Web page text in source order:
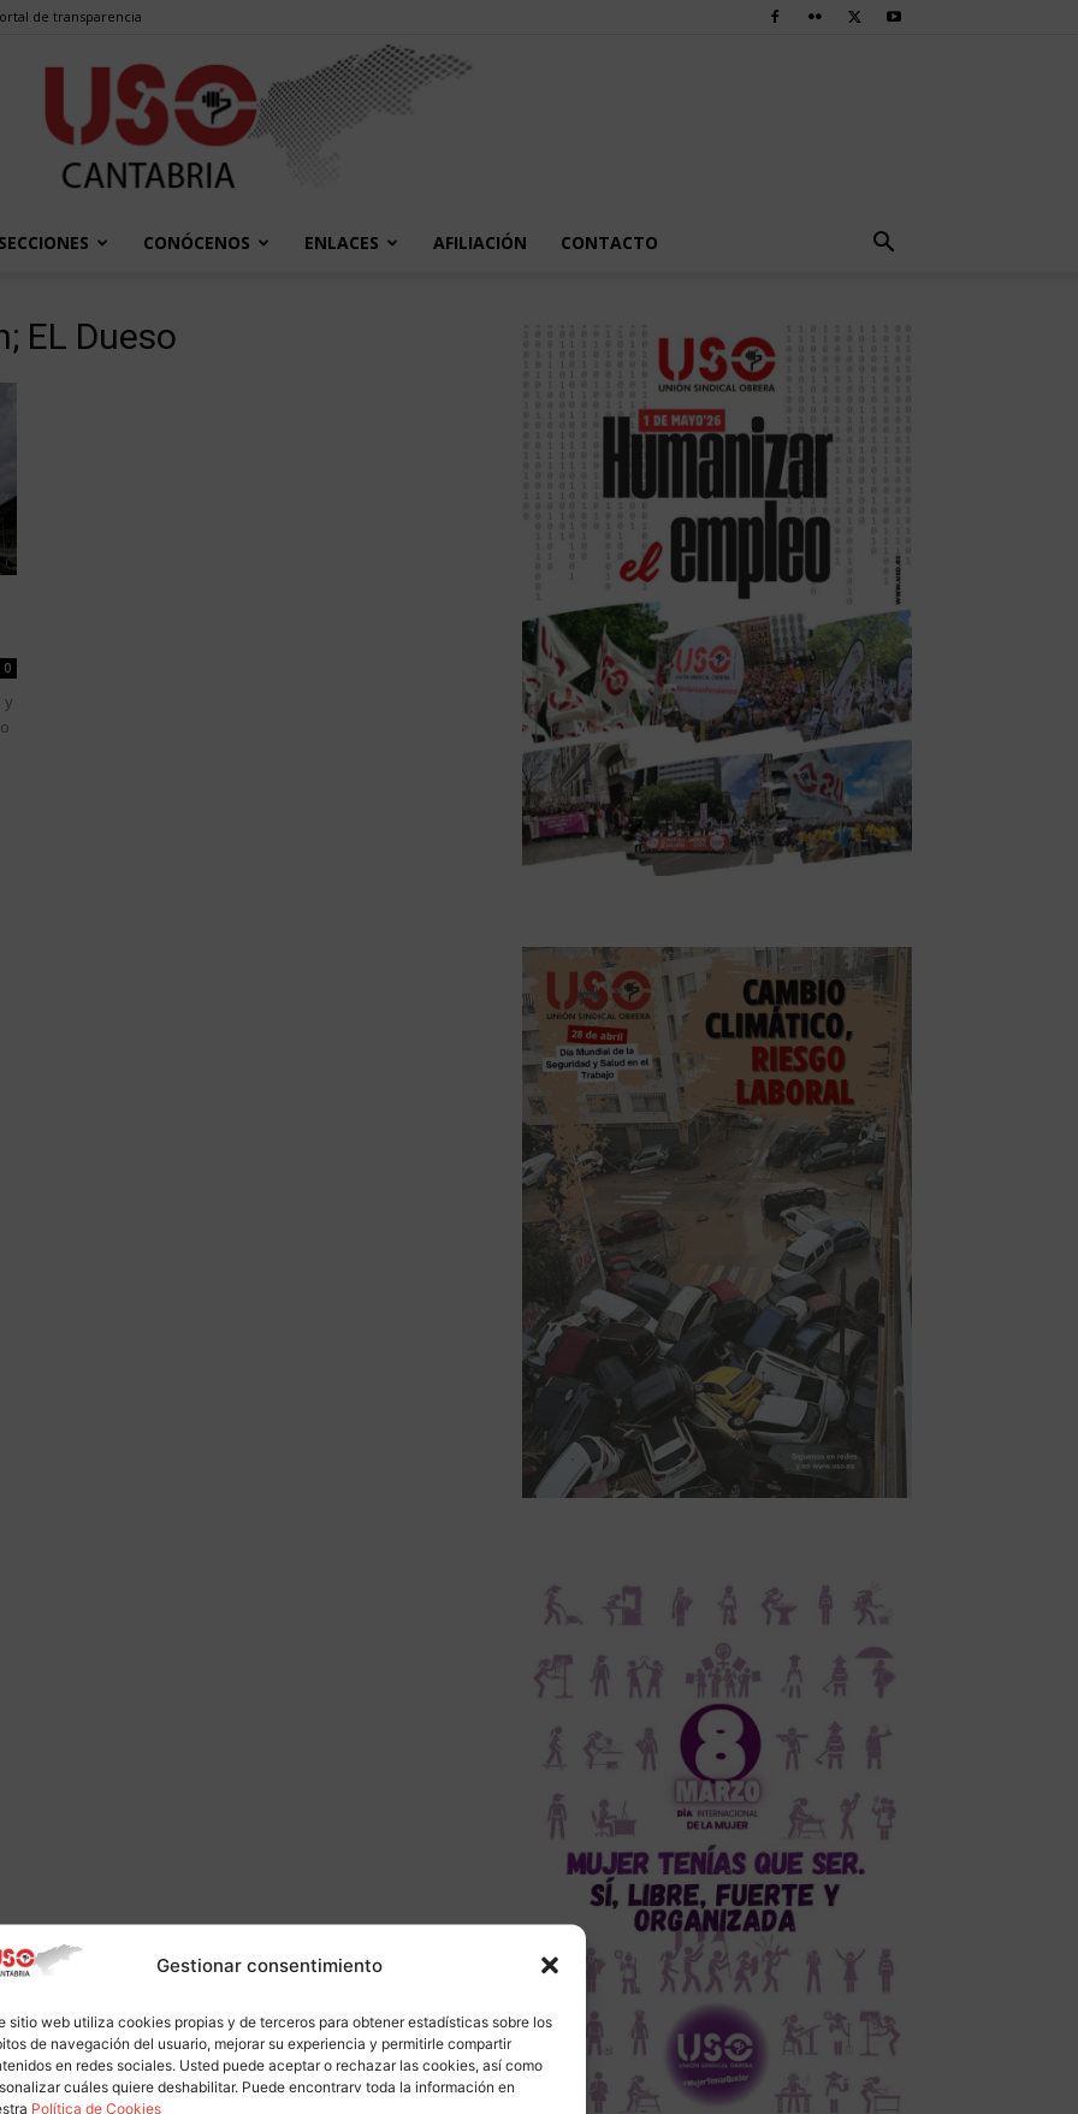
Gestionar consentimiento
sitio web utiliza cookies propias y de terceros para obtener estadísticas sobre los
de navegación del usuario, mejorar su experiencia y permitirle compartir
en redes sociales. Usted puede aceptar o rechazar las cookies, así como
cuáles quiere deshabilitar. Puede encontrarv toda la información en
Política de Cookies
de transparencia
SECCIONES CONÓCENOS ENLACES AFILIACIÓN CONTACTO
EL Dueso
0
y